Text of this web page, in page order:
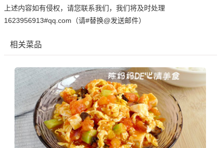
上述内容如有侵权，请您联系我们，我们将及时处理
1623956913#qq.com（请#替换@发送邮件）
相关菜品